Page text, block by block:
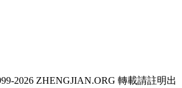
2026 ZHENGJIAN.ORG 轉載請註明出